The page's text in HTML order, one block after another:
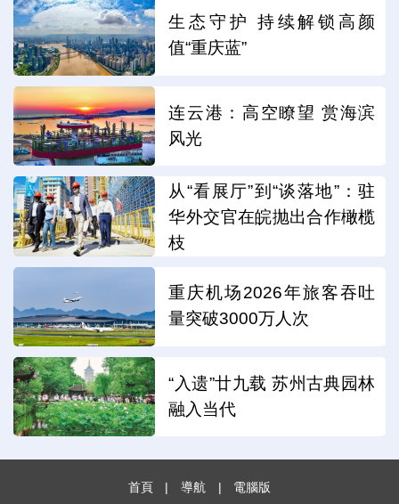
生态守护 持续解锁高颜
值“重庆蓝”
连云港：高空瞭望 赏海滨
风光
从“看展厅”到“谈落地”：驻
华外交官在皖抛出合作橄榄
枝
重庆机场2026年旅客吞吐
量突破3000万人次
“入遗”廿九载 苏州古典园林
融入当代
首頁 | 導航 | 電腦版